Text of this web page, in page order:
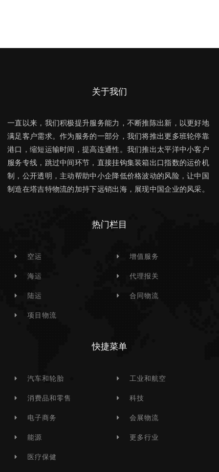
关于我们
一直以来，我们积极提升服务能力，不断推陈出新，以更好地
满足客户需求。作为服务的一部分，我们将推出更多班轮停靠
港口，缩短运输时间，提高连通性。我们推出太平洋中小客户
服务专线，跳过中间环节，直接挂钩集装箱出口指数的运价机
制，公开透明，主动帮助中小企降低价格波动的风险，让中国
制造在塔吉特物流的加持下远销出海，展现中国企业的风采。
热门栏目
空运
海运
陆运
项目物流
增值服务
代理报关
合同物流
快捷菜单
汽车和轮胎
消费品和零售
电子商务
能源
医疗保健
工业和航空
科技
会展物流
更多行业